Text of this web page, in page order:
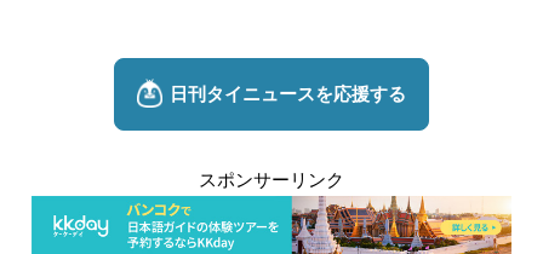
スポンサーリンク